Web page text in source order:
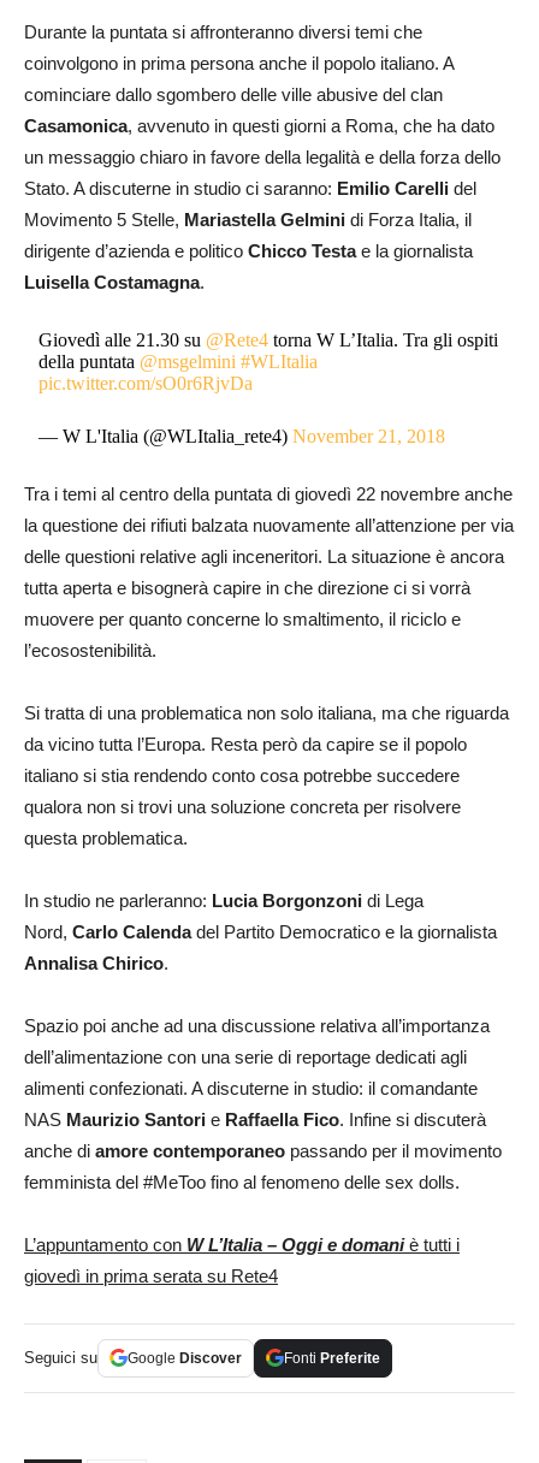
Durante la puntata si affronteranno diversi temi che
coinvolgono in prima persona anche il popolo italiano. A
cominciare dallo sgombero delle ville abusive del clan
Casamonica, avvenuto in questi giorni a Roma, che ha dato
un messaggio chiaro in favore della legalità e della forza dello
Stato. A discuterne in studio ci saranno: Emilio Carelli del
Movimento 5 Stelle, Mariastella Gelmini di Forza Italia, il
dirigente d’azienda e politico Chicco Testae la giornalista
Luisella Costamagna.
Giovedì alle 21.30 su @Rete4 torna W L’Italia. Tra gli ospiti
della puntata @msgelmini #WLItalia
pic.twitter.com/sO0r6RjvDa
— W L'Italia (@WLItalia_rete4)November 21, 2018
Tra i temi al centro della puntata di giovedì 22 novembre anche
la questione dei rifiuti balzata nuovamente all’attenzione per via
delle questioni relative agli inceneritori. La situazione è ancora
tutta aperta e bisognerà capire in che direzione ci si vorrà
muovere per quanto concerne lo smaltimento, il riciclo e
l’ecosostenibilità.
Si tratta di una problematica non solo italiana, ma che riguarda
da vicino tutta l’Europa. Resta però da capire se il popolo
italiano si stia rendendo conto cosa potrebbe succedere
qualora non si trovi una soluzione concreta per risolvere
questa problematica.
In studio ne parleranno: Lucia Borgonzoni di Lega
Nord, Carlo Calendadel Partito Democratico e la giornalista
Annalisa Chirico.
Spazio poi anche ad una discussione relativa all’importanza
dell’alimentazione con una serie di reportage dedicati agli
alimenti confezionati. A discuterne in studio: il comandante
NAS Maurizio Santori e Raffaella Fico. Infine si discuterà
anche di amore contemporaneo passando per il movimento
femminista del #MeToo fino al fenomeno delle sex dolls.
L’appuntamento con W L’Italia – Oggi e domaniè tutti i
giovedì in prima serata su Rete4
Seguici su Google Discover Fonti Preferite